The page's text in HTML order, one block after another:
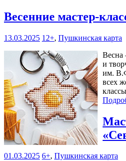
Весенние мастер-
13.03.2025 12+, Пушкинская карта
Весна
и
им.
всех
классы
01.03.2025 6+, Пушкинская карта